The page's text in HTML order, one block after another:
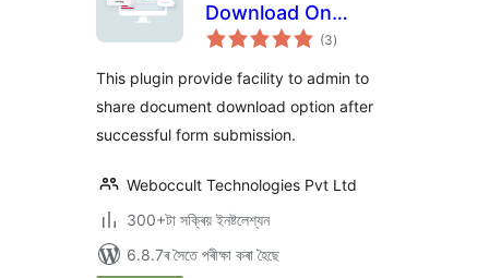
Download On
Gravity Form(3টা
মুঠ)
This plugin provide facility to admin to
share document download option after
successful form submission.
Weboccult Technologies Pvt Ltd
300+টা সক্ৰিয় ইনষ্টলেশ্যন
6.8.7ৰ সৈতে পৰীক্ষা কৰা হৈছে